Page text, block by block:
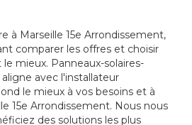
à Marseille 15e Arrondissement,
comparer les offres et choisir
mieux. Panneaux-solaires-
avec l'installateur
le mieux à vos besoins et à
15e Arrondissement. Nous nous
des solutions les plus